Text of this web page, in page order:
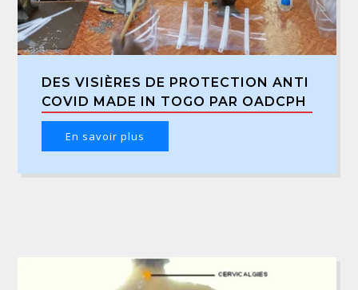
DES VISIÈRES DE PROTECTION ANTI
COVID MADE IN TOGO PAR OADCPH
En savoir plus